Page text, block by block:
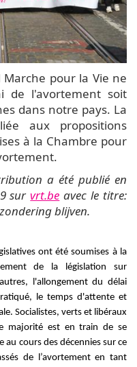
Marche pour la Vie ne
de l'avortement soit
dans notre pays. La
aux propositions
à la Chambre pour
a été publié en
survrt.be avec le titre:
blijven.
ont été soumises à la
de la législation sur
l'allongement du délai
le temps d'attente et
Socialistes, verts et libéraux
majorité est en train de se
au cours des décennies sur ce
de l’avortement en tant